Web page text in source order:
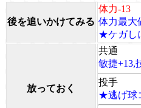
後を追いかけてみる
体力-13
体力最大
★ケガし
放っておく
共通
敏捷+13,
投手
★逃げ球